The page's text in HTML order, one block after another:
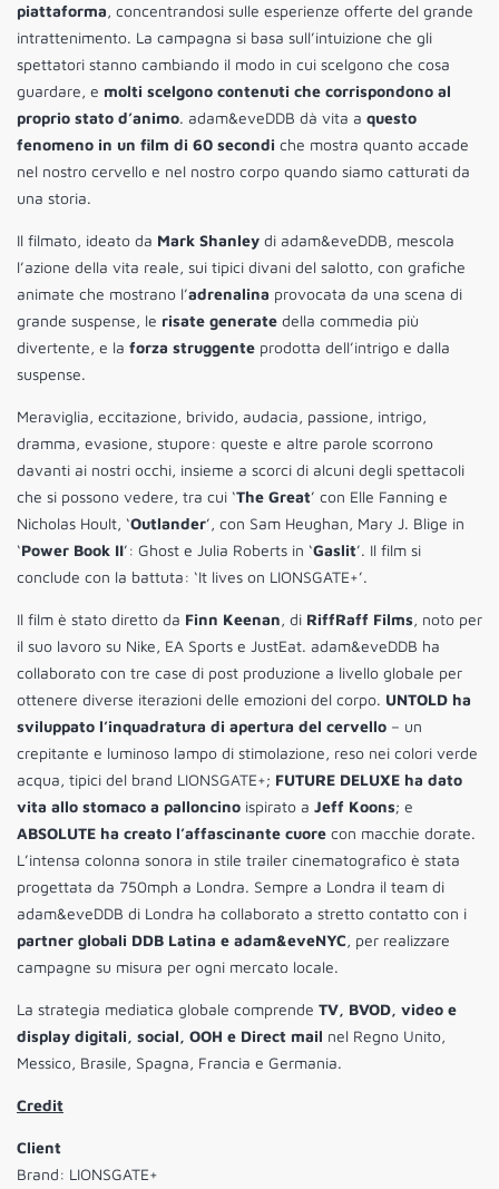
piattaforma, concentrandosi sulle esperienze offerte del grande
intrattenimento. La campagna si basa sull’intuizione che gli
spettatori stanno cambiando il modo in cui scelgono che cosa
guardare, e molti scelgono contenuti che corrispondono al
proprio stato d’animo. adam&eveDDB dà vita a questo
fenomeno in un film di 60 secondi che mostra quanto accade
nel nostro cervello e nel nostro corpo quando siamo catturati da
una storia.
Il filmato, ideato da Mark Shanley di adam&eveDDB, mescola
l’azione della vita reale, sui tipici divani del salotto, con grafiche
animate che mostrano l’adrenalina provocata da una scena di
grande suspense, le risate generate della commedia più
divertente, e la forza struggente prodotta dell’intrigo e dalla
suspense.
Meraviglia, eccitazione, brivido, audacia, passione, intrigo,
dramma, evasione, stupore: queste e altre parole scorrono
davanti ai nostri occhi, insieme a scorci di alcuni degli spettacoli
che si possono vedere, tra cui ‘The Great’ con Elle Fanning e
Nicholas Hoult, ‘Outlander’, con Sam Heughan, Mary J. Blige in
‘Power Book II’: Ghost e Julia Roberts in ‘Gaslit’. Il film si
conclude con la battuta: ‘It lives on LIONSGATE+’.
Il film è stato diretto da Finn Keenan, di RiffRaff Films, noto per
il suo lavoro su Nike, EA Sports e JustEat. adam&eveDDB ha
collaborato con tre case di post produzione a livello globale per
ottenere diverse iterazioni delle emozioni del corpo. UNTOLD ha
sviluppato l’inquadratura di apertura del cervello – un
crepitante e luminoso lampo di stimolazione, reso nei colori verde
acqua, tipici del brand LIONSGATE+; FUTURE DELUXE ha dato
vita allo stomaco a palloncino ispirato a Jeff Koons; e
ABSOLUTE ha creato l’affascinante cuore con macchie dorate.
L’intensa colonna sonora in stile trailer cinematografico è stata
progettata da 750mph a Londra. Sempre a Londra il team di
adam&eveDDB di Londra ha collaborato a stretto contatto con i
partner globali DDB Latina e adam&eveNYC, per realizzare
campagne su misura per ogni mercato locale.
La strategia mediatica globale comprende TV, BVOD, video e
display digitali, social, OOH e Direct mail nel Regno Unito,
Messico, Brasile, Spagna, Francia e Germania.
Credit
Client
Brand: LIONSGATE+